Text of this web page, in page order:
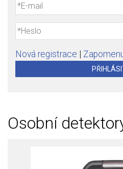
Nová registrace |
Osobní